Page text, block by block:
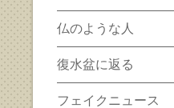
仏のような人
復水盆に返る
フェイクニュース